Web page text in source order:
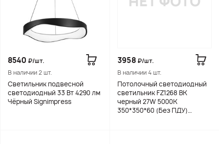
8540 ₽/шт.
В наличии 2 шт.
Светильник подвесной
светодиодный 33 Вт 4290 лм
Чёрный Signimpress
3958 ₽/шт.
В наличии 4 шт.
Потолочный светодиодный
светильник FZ1268 BK
черный 27W 5000K
350*350*60 (Без ПДУ)